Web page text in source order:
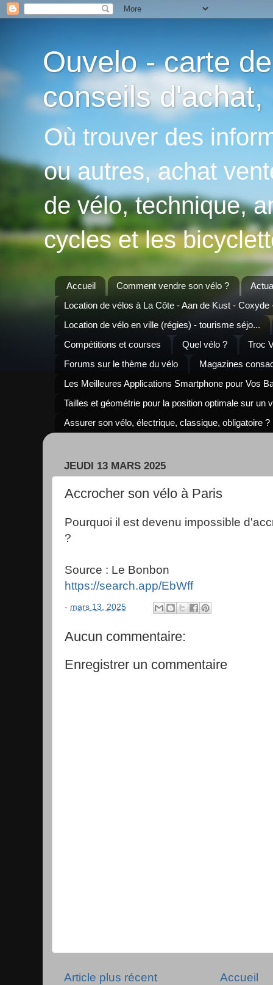
Ouvelo - carte
conseils
Où trouver des
ou autres, achat
de vélo, technique,
cycles et les
Accueil Comment vendre son vélo ?
Location de vélos à La Côte - Aan de Kust - Coxyde
Location de vélo en ville (régies) - tourisme séjo...
Compétitions et courses
Quel vélo ?
Troc
Forums sur le thème du vélo
Magazines
Les Meilleures Applications Smartphone pour Vos
Tailles et géométrie pour la position optimale sur un
Assurer son vélo, électrique, classique, obligatoire ?
JEUDI 13 MARS 2025
Accrocher son vélo à Paris
Pourquoi il est devenu impossible
?
Source : Le Bonbon
https://search.app/EbWff
- mars 13, 2025
Aucun commentaire:
Enregistrer un commentaire
Article plus récent Accueil